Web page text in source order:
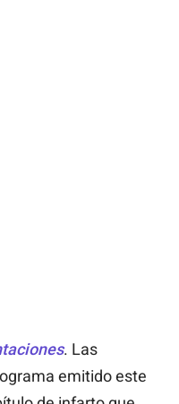
. Las
emitido este